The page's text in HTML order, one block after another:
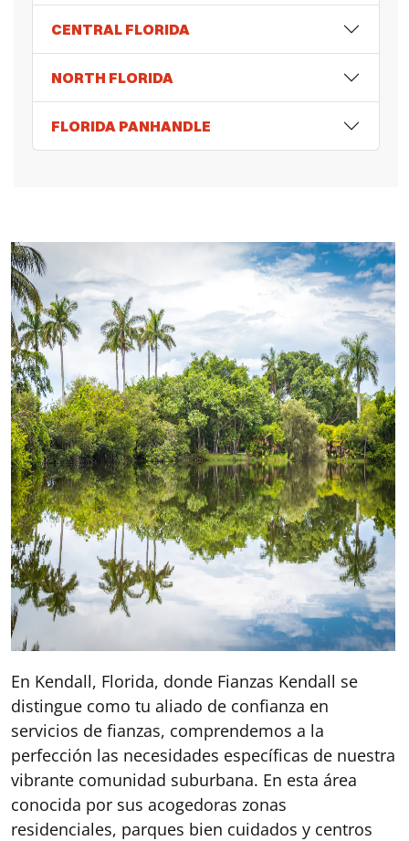
En Kendall, Florida, donde Fianzas Kendall se
distingue como tu aliado de confianza en
servicios de fianzas, comprendemos a la
perfección las necesidades específicas de nuestra
vibrante comunidad suburbana. En esta área
conocida por sus acogedoras zonas
residenciales, parques bien cuidados y centros
CENTRAL FLORIDA
NORTH FLORIDA
FLORIDA PANHANDLE